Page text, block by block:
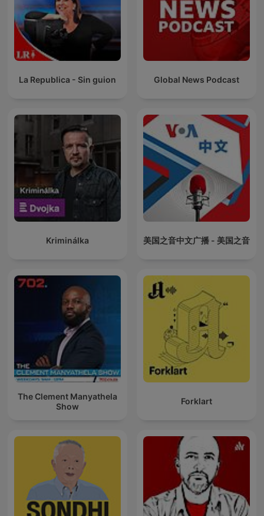
La Republica - Sin guion Global News Podcast
Kriminálka 美国之音中文广播 - 美国之音
The Clement Manyathela
Show
Forklart